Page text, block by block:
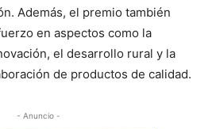
Además, el premio también
en aspectos como la
el desarrollo rural y la
de productos de calidad.
- Anuncio -